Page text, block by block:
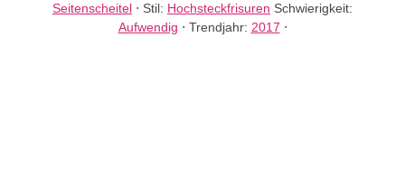
Seitenscheitel ⋅ Stil: Hochsteckfrisuren Schwierigkeit:
Aufwendig ⋅ Trendjahr: 2017 ⋅